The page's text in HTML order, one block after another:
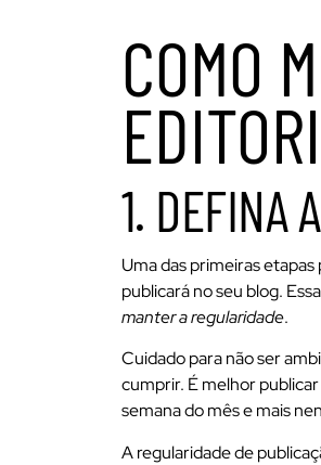
COMO
1. DEFINA
Uma das primeiras etapas
publicará no seu blog.
manter a regularidade.
Cuidado para não ser
cumprir. É melhor
semana do mês e mais
A regularidade de